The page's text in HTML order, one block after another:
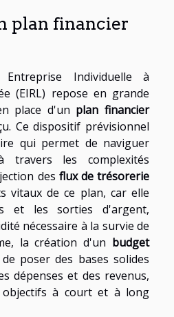
plan financier
Individuelle à
(EIRL) repose en grande
place d'un plan financier
Ce dispositif prévisionnel
qui permet de naviguer
travers les complexités
des flux de trésorerie
vitaux de ce plan, car elle
et les sorties d'argent,
nécessaire à la survie de
la création d'un budget
poser des bases solides
dépenses et des revenus,
à court et à long